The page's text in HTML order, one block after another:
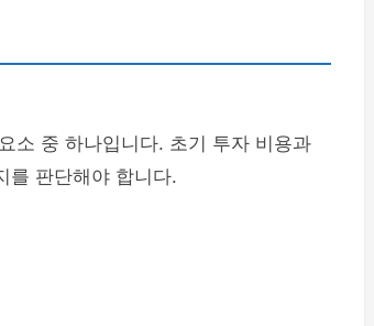
소 중 하나입니다. 초기 투자 비용과
를 판단해야 합니다.